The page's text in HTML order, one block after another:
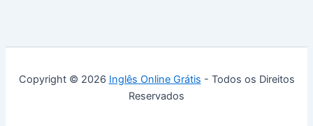
Copyright © 2026 Inglês Online Grátis - Todos os Direitos
Reservados